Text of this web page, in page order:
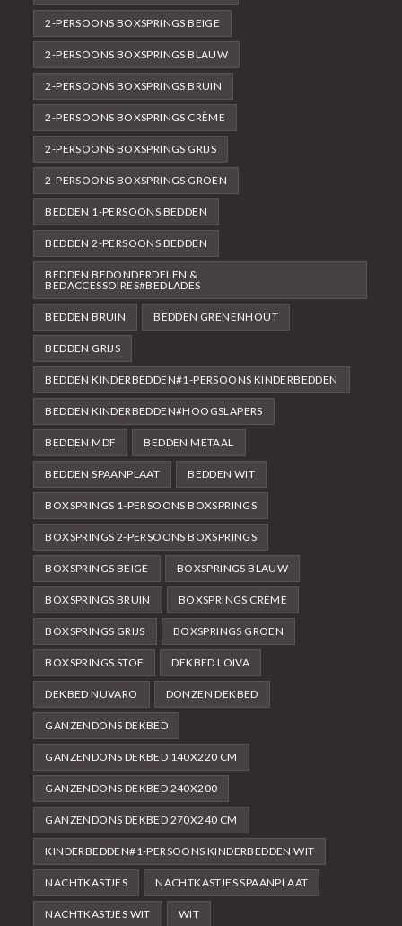
2-PERSOONS BOXSPRINGS BEIGE
2-PERSOONS BOXSPRINGS BLAUW
2-PERSOONS BOXSPRINGS BRUIN
2-PERSOONS BOXSPRINGS CRÈME
2-PERSOONS BOXSPRINGS GRIJS
2-PERSOONS BOXSPRINGS GROEN
BEDDEN 1-PERSOONS BEDDEN
BEDDEN 2-PERSOONS BEDDEN
BEDDEN BEDONDERDELEN &
BEDACCESSOIRES#BEDLADES
BEDDEN BRUIN BEDDEN GRENENHOUT
BEDDEN GRIJS
BEDDEN KINDERBEDDEN#1-PERSOONS KINDERBEDDEN
BEDDEN KINDERBEDDEN#HOOGSLAPERS
BEDDEN MDF BEDDEN METAAL
BEDDEN SPAANPLAAT BEDDEN WIT
BOXSPRINGS 1-PERSOONS BOXSPRINGS
BOXSPRINGS 2-PERSOONS BOXSPRINGS
BOXSPRINGS BEIGE BOXSPRINGS BLAUW
BOXSPRINGS BRUIN BOXSPRINGS CRÈME
BOXSPRINGS GRIJS BOXSPRINGS GROEN
BOXSPRINGS STOF DEKBED LOIVA
DEKBED NUVARO DONZEN DEKBED
GANZENDONS DEKBED
GANZENDONS DEKBED 140X220 CM
GANZENDONS DEKBED 240X200
GANZENDONS DEKBED 270X240 CM
KINDERBEDDEN#1-PERSOONS KINDERBEDDEN WIT
NACHTKASTJES NACHTKASTJES SPAANPLAAT
NACHTKASTJES WIT WIT